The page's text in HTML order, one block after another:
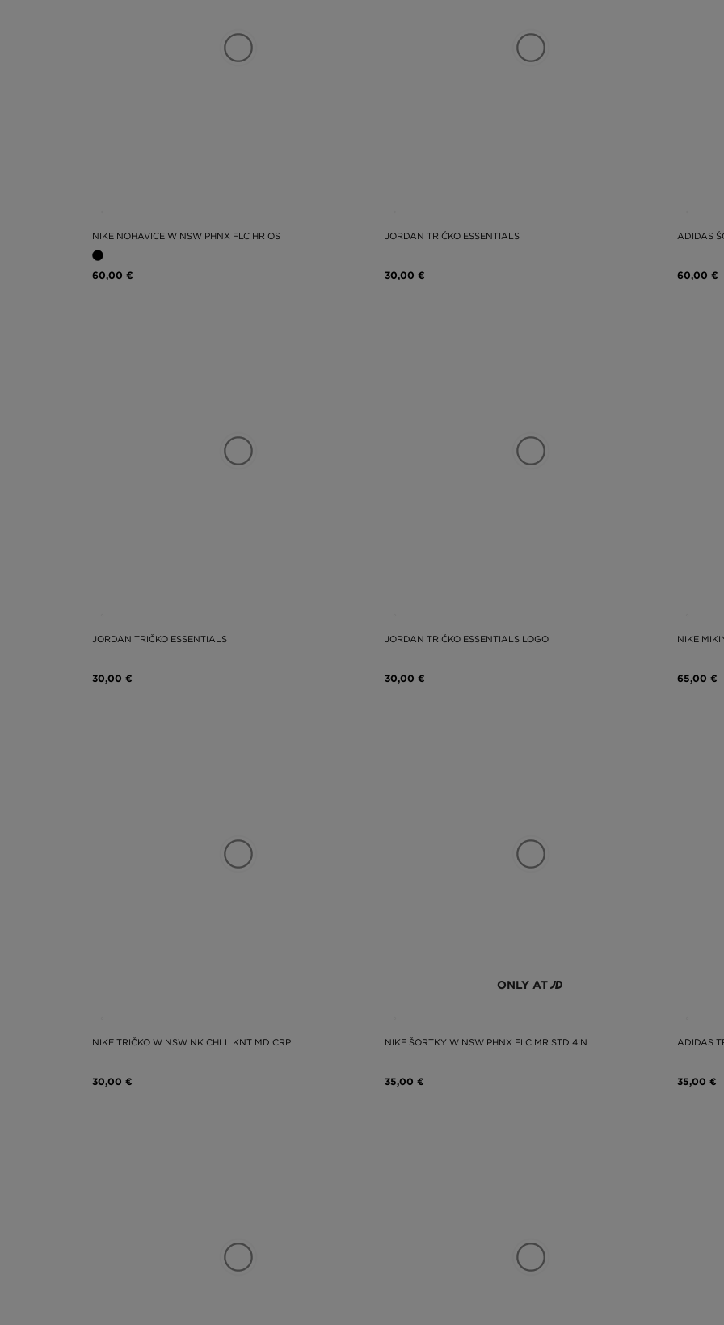
NIKE NOHAVICE W NSW PHNX FLC HR OS
60,00 €
JORDAN TRIČKO ESSENTIALS
30,00 €
ADIDAS
60,00 €
JORDAN TRIČKO ESSENTIALS
30,00 €
JORDAN TRIČKO ESSENTIALS LOGO
30,00 €
NIKE
65,00 €
NIKE TRIČKO W NSW NK CHLL KNT MD CRP
30,00 €
ONLY AT
NIKE ŠORTKY W NSW PHNX FLC MR STD 4IN
35,00 €
ADIDAS
35,00 €